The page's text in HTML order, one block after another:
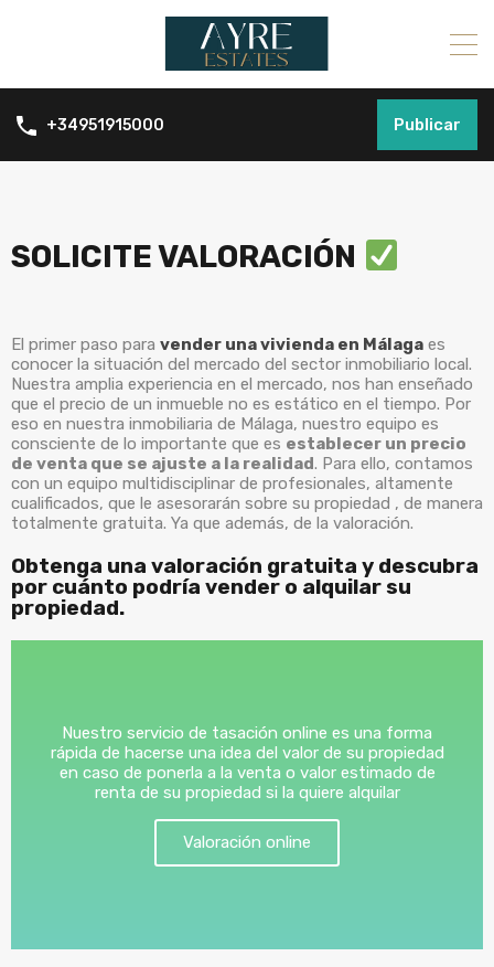
+34951915000 Publicar
SOLICITE VALORACIÓN
El primer paso para vender una vivienda en Málaga es
conocer la situación del mercado del sector inmobiliario local.
Nuestra amplia experiencia en el mercado, nos han enseñado
que el precio de un inmueble no es estático en el tiempo. Por
eso en nuestra inmobiliaria de Málaga, nuestro equipo es
consciente de lo importante que es establecer un precio
de venta que se ajuste a la realidad. Para ello, contamos
con un equipo multidisciplinar de profesionales, altamente
cualificados, que le asesorarán sobre su propiedad , de manera
totalmente gratuita. Ya que además, de la valoración.
Obtenga una valoración gratuita y descubra
por cuánto podría vender o alquilar su
propiedad.
Nuestro servicio de tasación online es una forma
rápida de hacerse una idea del valor de su propiedad
en caso de ponerla a la venta o valor estimado de
renta de su propiedad si la quiere alquilar
Valoración online